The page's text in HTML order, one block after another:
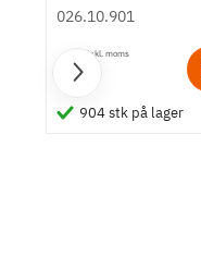
026.10.901
Inkl. moms
904 stk på lager